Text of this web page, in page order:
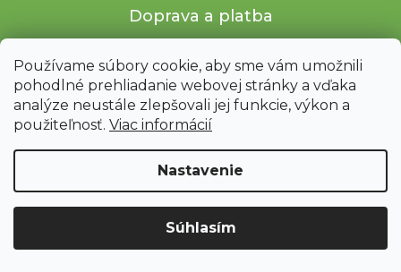
Používame súbory cookie, aby sme vám umožnili
pohodlné prehliadanie webovej stránky a vďaka
analýze neustále zlepšovali jej funkcie, výkon a
použiteľnosť. Viac informácií
Nastavenie
Súhlasím
Upozornenie: Z dôvodu sťahovania bude od 3. 8. do 12. 8. ZAVRETÉ
Doprava a platba
Shoptet |mime digital